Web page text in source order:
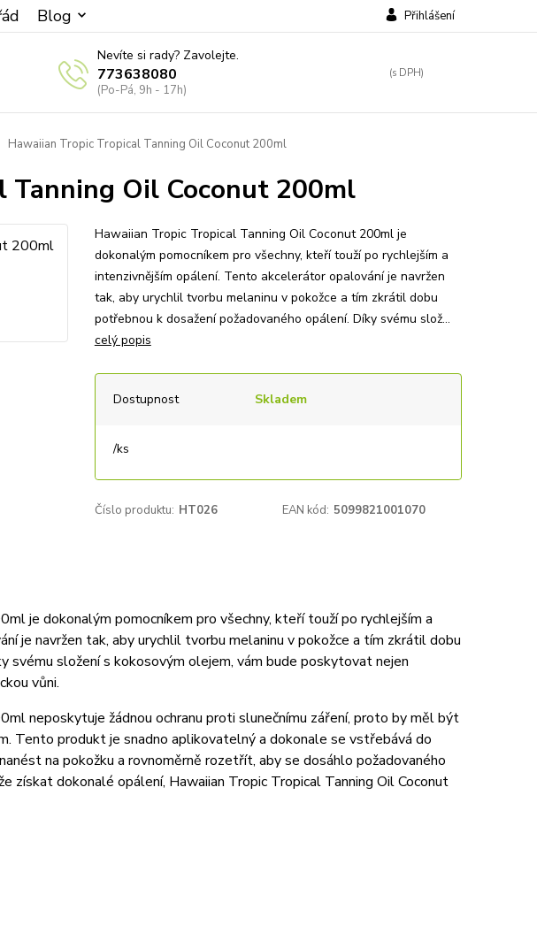
Blog Přihlášení
Nevíte si rady? Zavolejte.
773638080
(Po-Pá, 9h - 17h)
Hawaiian Tropic Tropical Tanning Oil Coconut 200ml
Tanning Oil Coconut 200ml
Hawaiian Tropic Tropical Tanning Oil Coconut 200ml je
dokonalým pomocníkem pro všechny, kteří touží po rychlejším a
intenzivnějším opálení. Tento akcelerátor opalování je navržen
tak, aby urychlil tvorbu melaninu v pokožce a tím zkrátil dobu
potřebnou k dosažení požadovaného opálení. Díky svému slož...
celý popis
Dostupnost Skladem
/ks
Číslo produktu: HT026 EAN kód: 5099821001070
je dokonalým pomocníkem pro všechny, kteří touží po rychlejším a
je navržen tak, aby urychlil tvorbu melaninu v pokožce a tím zkrátil dobu
svému složení s kokosovým olejem, vám bude poskytovat nejen
vůni.
neposkytuje žádnou ochranu proti slunečnímu záření, proto by měl být
Tento produkt je snadno aplikovatelný a dokonale se vstřebává do
na pokožku a rovnoměrně rozetřít, aby se dosáhlo požadovaného
získat dokonalé opálení, Hawaiian Tropic Tropical Tanning Oil Coconut